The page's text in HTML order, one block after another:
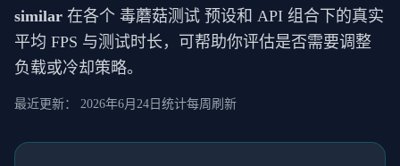
similar 在各个 毒蘑菇测试 预设和 API 组合下的真实
平均 FPS 与测试时长，可帮助你评估是否需要调整
负载或冷却策略。
最近更新： 2026年6月24日 统计每周刷新